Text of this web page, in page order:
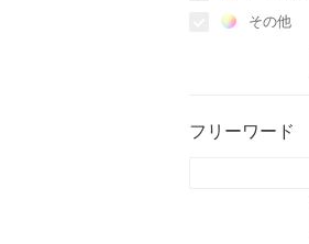
その他
フリーワード